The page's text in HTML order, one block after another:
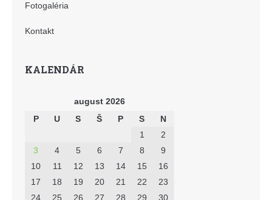
Fotogaléria
Kontakt
KALENDÁR
august 2026
P
U S Š P S N
1
2
3
4 5 6 7 8
9
10
11 12 13 14 15
16
17
18 19 20 21 22
23
24
25 26 27 28 29
30